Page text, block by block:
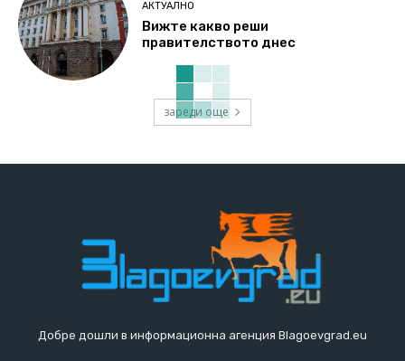
АКТУАЛНО
Вижте какво реши
правителството днес
зареди още
Добре дошли в информационна агенция Blagoevgrad.eu